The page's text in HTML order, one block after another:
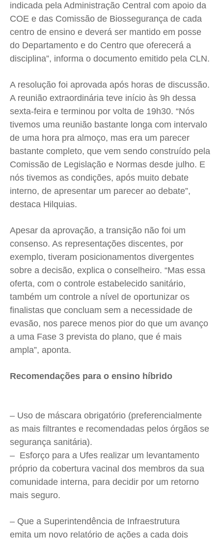
indicada pela Administração Central com apoio da
COE e das Comissão de Biossegurança de cada
centro de ensino e deverá ser mantido em posse
do Departamento e do Centro que oferecerá a
disciplina”, informa o documento emitido pela CLN.
A resolução foi aprovada após horas de discussão.
A reunião extraordinária teve início às 9h dessa
sexta-feira e terminou por volta de 19h30. “Nós
tivemos uma reunião bastante longa com intervalo
de uma hora pra almoço, mas era um parecer
bastante completo, que vem sendo construído pela
Comissão de Legislação e Normas desde julho. E
nós tivemos as condições, após muito debate
interno, de apresentar um parecer ao debate”,
destaca Hilquias.
Apesar da aprovação, a transição não foi um
consenso. As representações discentes, por
exemplo, tiveram posicionamentos divergentes
sobre a decisão, explica o conselheiro. “Mas essa
oferta, com o controle estabelecido sanitário,
também um controle a nível de oportunizar os
finalistas que concluam sem a necessidade de
evasão, nos parece menos pior do que um avanço
a uma Fase 3 prevista do plano, que é mais
ampla”, aponta.
Recomendações para o ensino híbrido
– Uso de máscara obrigatório (preferencialmente
as mais filtrantes e recomendadas pelos órgãos se
segurança sanitária).
– Esforço para a Ufes realizar um levantamento
próprio da cobertura vacinal dos membros da sua
comunidade interna, para decidir por um retorno
mais seguro.
– Que a Superintendência de Infraestrutura
emita um novo relatório de ações a cada dois